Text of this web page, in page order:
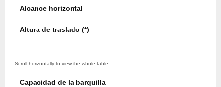
Alcance horizontal
Altura de traslado (*)
Capacidad de la barquilla